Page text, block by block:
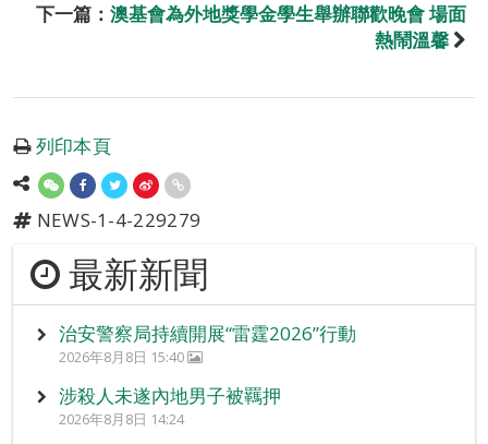
下一篇： 澳基會為外地獎學金學生舉辦聯歡晚會 場面
熱鬧溫馨
列印本頁
NEWS-1-4-229279
最新新聞
治安警察局持續開展“雷霆2026”行動
2026年8月8日 15:40
涉殺人未遂內地男子被羈押
2026年8月8日 14:24